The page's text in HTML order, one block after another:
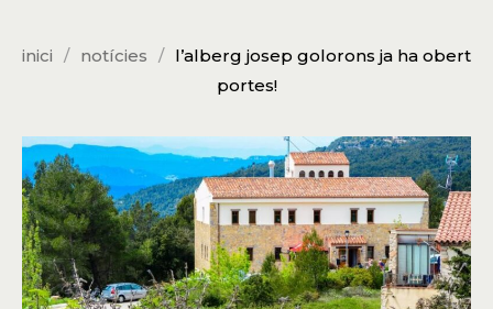
inici notícies
l’alberg josep golorons ja ha obert
portes!